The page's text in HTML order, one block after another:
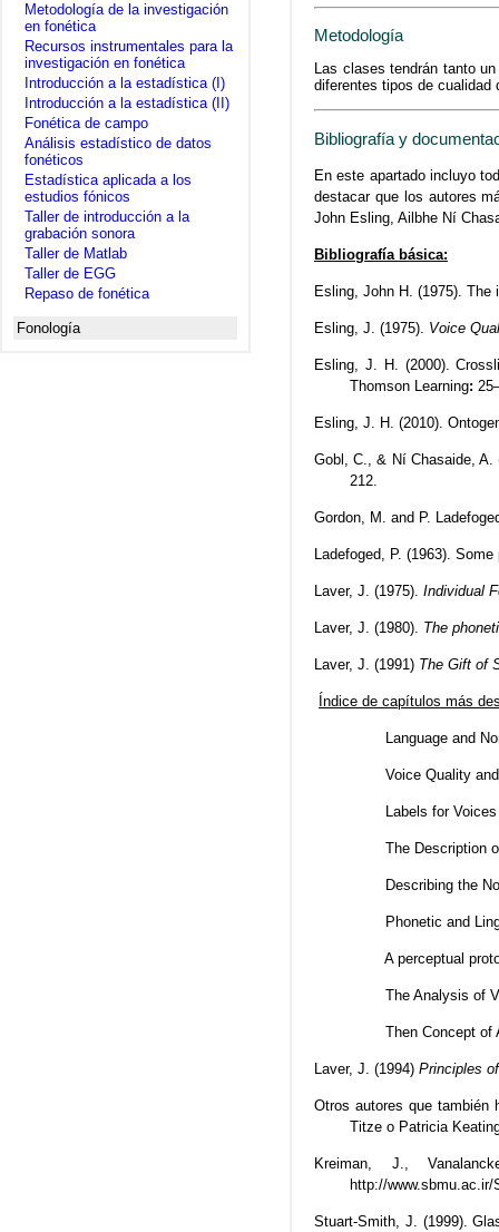
Metodología de la investigación
en fonética
Recursos instrumentales para la
investigación en fonética
Introducción a la estadística (I)
Introducción a la estadística (II)
Fonética de campo
Análisis estadístico de datos
fonéticos
Estadística aplicada a los
estudios fónicos
Taller de introducción a la
grabación sonora
Taller de Matlab
Taller de EGG
Repaso de fonética
Fonología
Metodología
Las clases tendrán tanto
diferentes tipos de cualidad
Bibliografía y
En este apartado incluyo
destacar que los autores
John Esling, Ailbhe Ní
Bibliografía básica:
Esling, John H. (1975).
Esling, J. (1975). Voice
Esling, J. H. (2000).
Thomson Learning:
Esling, J. H. (2010).
Gobl, C., & Ní Chasaide,
212.
Gordon, M. and P.
Ladefoged, P. (1963).
Laver, J. (1975). Individual
Laver, J. (1980). The
Laver, J. (1991) The Gift of
Índice de capítulos más
Language and
Voice Quality
Labels for Voices
The Description
Describing the
Phonetic and
A perceptual
The Analysis of
Then Concept of
Laver, J. (1994) Principles
Otros autores que también
Titze o Patricia
Kreiman, J.,
http://www.sbmu.ac.ir/
Stuart-Smith, J. (1999).